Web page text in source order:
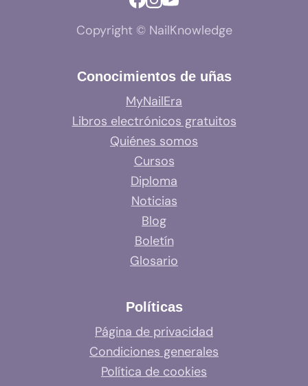
Copyright © NailKnowledge
Conocimientos de uñas
MyNailEra
Libros electrónicos gratuitos
Quiénes somos
Cursos
Diploma
Noticias
Blog
Boletín
Glosario
Políticas
Página de privacidad
Condiciones generales
Política de cookies